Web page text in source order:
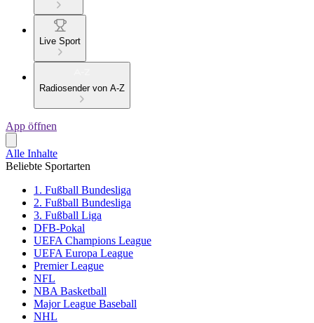
Live Sport
Radiosender von A-Z
App öffnen
Alle Inhalte
Beliebte Sportarten
1. Fußball Bundesliga
2. Fußball Bundesliga
3. Fußball Liga
DFB-Pokal
UEFA Champions League
UEFA Europa League
Premier League
NFL
NBA Basketball
Major League Baseball
NHL